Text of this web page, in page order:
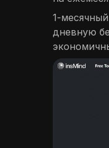
1-
дневную